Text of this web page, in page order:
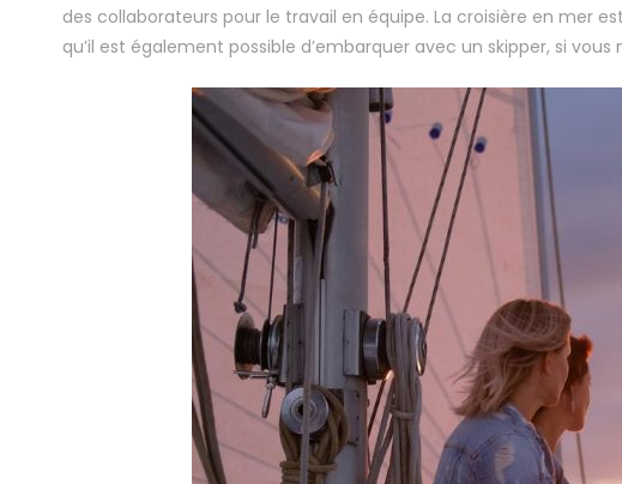
des collaborateurs pour le travail en équipe. La croisière en mer
qu’il est également possible d’embarquer avec un skipper, si vous